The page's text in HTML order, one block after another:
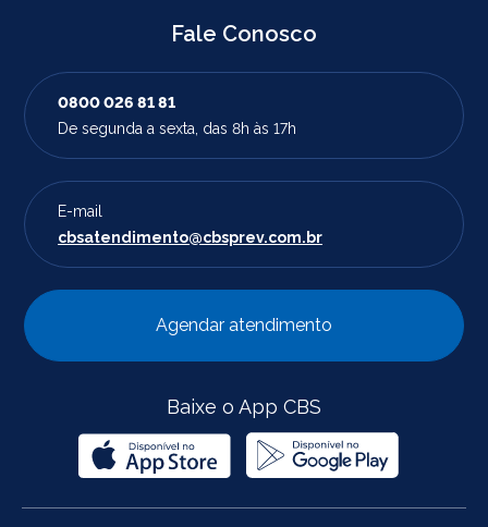
Fale Conosco
0800 026 81 81
De segunda a sexta, das 8h às 17h
E-mail
cbsatendimento@cbsprev.com.br
Agendar atendimento
Baixe o App CBS